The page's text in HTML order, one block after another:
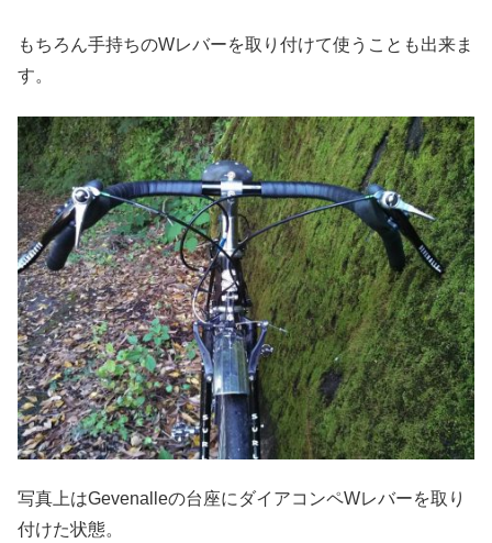
もちろん手持ちのWレバーを取り付けて使うことも出来ま
す。
写真上はGevenalleの台座にダイアコンペWレバーを取り
付けた状態。